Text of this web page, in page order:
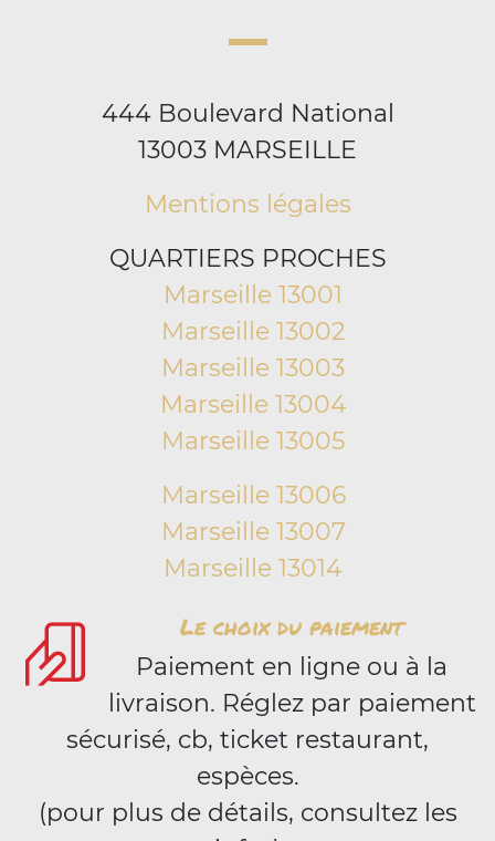
444 Boulevard National
13003 MARSEILLE
Mentions légales
QUARTIERS PROCHES
Marseille 13001
Marseille 13002
Marseille 13003
Marseille 13004
Marseille 13005
Marseille 13006
Marseille 13007
Marseille 13014
Le choix du paiement
Paiement en ligne ou à la
livraison. Réglez par paiement
sécurisé, cb, ticket restaurant,
espèces.
(pour plus de détails, consultez les